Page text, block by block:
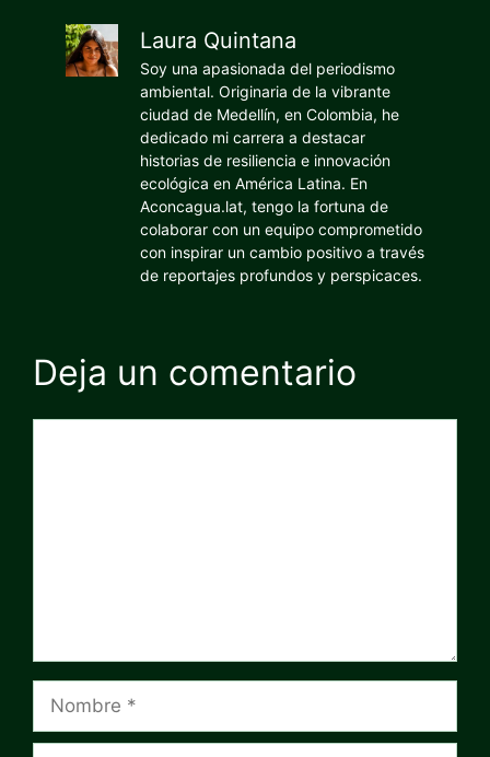
Laura Quintana
Soy una apasionada del periodismo
ambiental. Originaria de la vibrante
ciudad de Medellín, en Colombia, he
dedicado mi carrera a destacar
historias de resiliencia e innovación
ecológica en América Latina. En
Aconcagua.lat, tengo la fortuna de
colaborar con un equipo comprometido
con inspirar un cambio positivo a través
de reportajes profundos y perspicaces.
Deja un comentario